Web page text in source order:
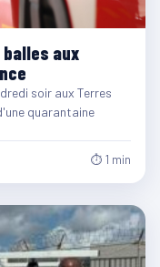
aux
soir aux Terres
quarantaine
⏱ 1 min